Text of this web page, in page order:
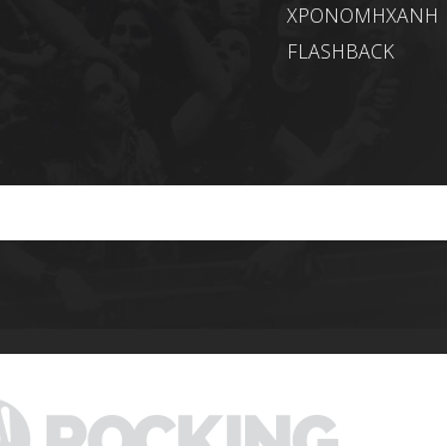
ΧΡΟΝΟΜΗΧΑΝΗ
FLASHBACK